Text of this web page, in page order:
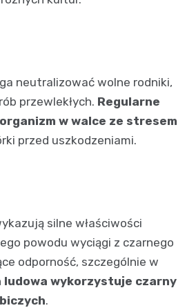
neutralizować wolne rodniki,
przewlekłych. Regularne
w walce ze stresem
przed uszkodzeniami.
silne właściwości
powodu wyciągi z czarnego
odporność, szczególnie w
ludowa wykorzystuje czarny
.